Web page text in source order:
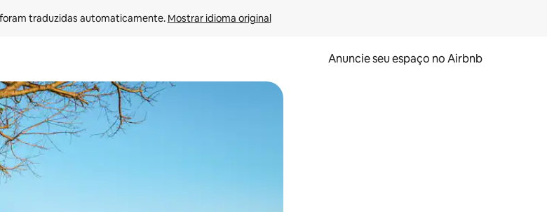
traduzidas automaticamente. Mostrar idioma original
Anuncie seu espaço no Airbnb